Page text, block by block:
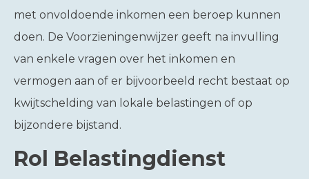
met onvoldoende inkomen een beroep kunnen
doen. De Voorzieningenwijzer geeft na invulling
van enkele vragen over het inkomen en
vermogen aan of er bijvoorbeeld recht bestaat op
kwijtschelding van lokale belastingen of op
bijzondere bijstand.
Rol Belastingdienst